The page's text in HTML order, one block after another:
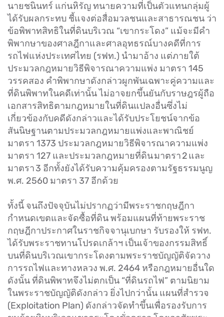
นายชนินทร์ แก่นหิรัญ ทนายความที่เป็นตัวแทนกลุ่มผู้
ได้รับผลกระทบ ชี้แจงต่อสื่อมวลชนและสาธารณชน ว่า
ข้อพิพาทสิทธิในที่ดินบริเวณ “เขากระโดง” แม้จะมีคำ
พิพากษาของศาลฎีกาและศาลอุทธรณ์บางคดีที่การ
รถไฟแห่งประเทศไทย (รฟท.) นำมาอ้าง แต่ภายใต้
ประมวลกฎหมายวิธีพิจารณาความแพ่ง มาตรา 145
วรรคสอง คำพิพากษาดังกล่าวผูกพันเฉพาะคู่ความและ
ที่ดินพิพาทในคดีเท่านั้น ไม่อาจยกขึ้นยันกับราษฎรผู้ถือ
เอกสารสิทธิตามกฎหมายในที่ดินแปลงอื่นซึ่งไม่
เกี่ยวข้องกับคดีดังกล่าวและได้รับประโยชน์จากข้อ
สันนิษฐานตามประมวลกฎหมายแพ่งและพาณิชย์
มาตรา 1373 ประมวลกฎหมายวิธีพิจารณาความแพ่ง
มาตรา 127 และประมวลกฎหมายที่ดิน มาตรา 2 และ
มาตรา 3 อีกทั้งยังได้รับความคุ้มครองตามรัฐธรรมนูญ
พ.ศ. 2560 มาตรา 37 อีกด้วย
ทั้งนี้ จนถึงปัจจุบันไม่ปรากฏว่ามีพระราชกฤษฎีกา
กำหนดเขตและจัดซื้อที่ดิน พร้อมแผนที่ท้ายพระราช
กฤษฎีกาประกาศในราชกิจจานุเบกษา รับรองให้ รฟท.
ได้รับพระราชทานโปรดเกล้าฯ เป็นเจ้าของกรรมสิทธิ์
บนที่ดินบริเวณเขากระโดงตามพระราชบัญญัติจัดวาง
การรถไฟและทางหลวง พ.ศ. 2464 หรือกฎหมายอื่นใด
ดังนั้น ที่ดินพิพาทจึงไม่ตกเป็น “ที่ดินรถไฟ” ตามนิยาม
ในพระราชบัญญัติดังกล่าว ยิ่งไปกว่านั้น แผนที่สำรวจ
(Exploitation Plan) ดังกล่าวจัดทำขึ้นเพื่อรองรับการ